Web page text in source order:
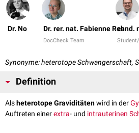
Dr. No Dr. rer. nat. Fabienne Reh
DocCheck Team
cand.
Synonyme: heterotope Schwangerschaft,
Definition
Alsheterotope Graviditätenwird in der
Auftreten einerextra- und intrauterinen